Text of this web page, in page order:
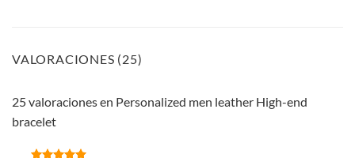
VALORACIONES (25)
25 valoraciones en Personalized men leather High-end
bracelet